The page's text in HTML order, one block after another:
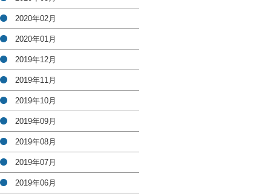
2020年02月
2020年01月
2019年12月
2019年11月
2019年10月
2019年09月
2019年08月
2019年07月
2019年06月